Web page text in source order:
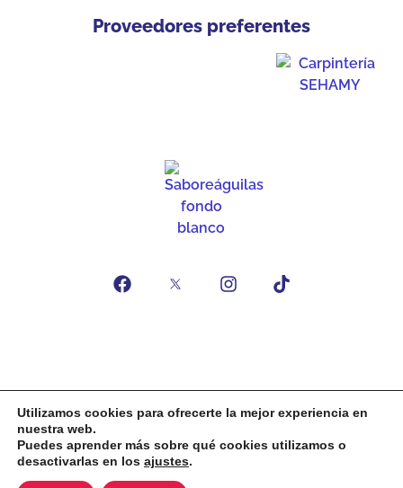
Proveedores preferentes
Asóciate
Aviso legal
Utilizamos cookies para ofrecerte la mejor experiencia en
nuestra web.
Puedes aprender más sobre qué cookies utilizamos o
desactivarlas en los ajustes.